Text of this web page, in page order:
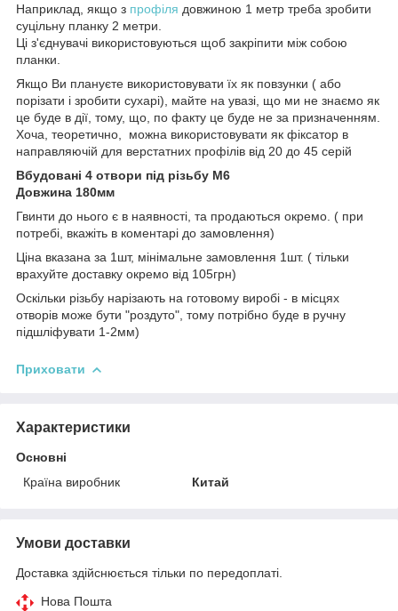
Наприклад, якщо з профіля довжиною 1 метр треба зробити
суцільну планку 2 метри.
Ці з'єднувачі використовуються щоб закріпити між собою
планки.
Якщо Ви плануєте використовувати їх як повзунки ( або
порізати і зробити сухарі), майте на увазі, що ми не знаємо як
це буде в дії, тому, що, по факту це буде не за призначенням.
Хоча, теоретично, можна використовувати як фіксатор в
направляючій для верстатних профілів від 20 до 45 серій
Вбудовані 4 отвори під різьбу М6
Довжина 180мм
Гвинти до нього є в наявності, та продаються окремо. ( при
потребі, вкажіть в коментарі до замовлення)
Ціна вказана за 1шт, мінімальне замовлення 1шт. ( тільки
врахуйте доставку окремо від 105грн)
Оскільки різьбу нарізають на готовому виробі - в місцях
отворів може бути "роздуто", тому потрібно буде в ручну
підшліфувати 1-2мм)
Приховати
Характеристики
Основні
Країна виробник
Китай
Умови доставки
Доставка здійснюється тільки по передоплаті.
Нова Пошта